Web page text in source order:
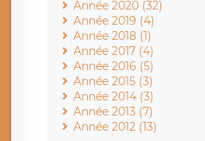
Année 2020 (32)
Année 2019 (4)
Année 2018 (1)
Année 2017 (4)
Année 2016 (5)
Année 2015 (3)
Année 2014 (3)
Année 2013 (7)
Année 2012 (13)